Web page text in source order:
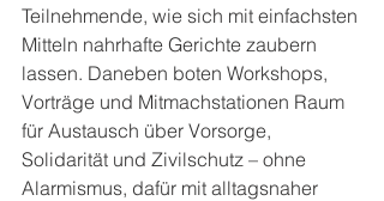
Teilnehmende, wie sich mit einfachsten
Mitteln nahrhafte Gerichte zaubern
lassen. Daneben boten Workshops,
Vorträge und Mitmachstationen Raum
für Austausch über Vorsorge,
Solidarität und Zivilschutz – ohne
Alarmismus, dafür mit alltagsnaher